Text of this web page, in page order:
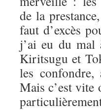
de la
faut d’excès
j’ai eu du mal
Kiritsugu et
les confondre,
Mais c’est vite